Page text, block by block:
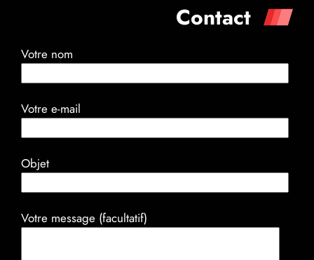
Contact
Votre nom
Votre e-mail
Objet
Votre message (facultatif)